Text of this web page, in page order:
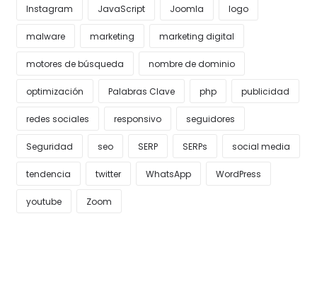
Instagram JavaScript Joomla logo
malware marketing marketing digital
motores de búsqueda nombre de dominio
optimización Palabras Clave php publicidad
redes sociales responsivo seguidores
Seguridad seo SERP SERPs social media
tendencia twitter WhatsApp WordPress
youtube Zoom